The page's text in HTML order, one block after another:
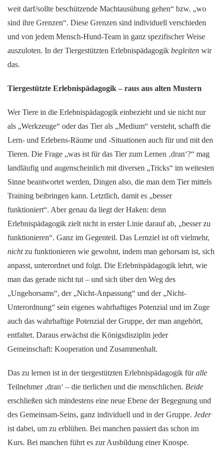
weit darf/sollte beschützende Machtausübung gehen“ bzw. „wo
sind ihre Grenzen“. Diese Grenzen sind individuell verschieden
und von jedem Mensch-Hund-Team in ganz spezifischer Weise
auszuloten. In der Tiergestützten Erlebnispädagogik begleiten wir
das.
Tiergestützte Erlebnispädagogik – raus aus alten Mustern
Wer Tiere in die Erlebnispädagogik einbezieht und sie nicht nur
als „Werkzeuge“ oder das Tier als „Medium“ versteht, schafft die
Lern- und Erlebens-Räume und -Situationen auch für und mit den
Tieren. Die Frage „was ist für das Tier zum Lernen ‚dran‘?“ mag
landläufig und augenscheinlich mit diversen „Tricks“ im weitesten
Sinne beantwortet werden, Dingen also, die man dem Tier mittels
Training beibringen kann. Letztlich, damit es „besser
funktioniert“. Aber genau da liegt der Haken: denn
Erlebnispädagogik zielt nicht in erster Linie darauf ab, „besser zu
funktionieren“. Ganz im Gegenteil. Das Lernziel ist oft vielmehr,
nichtzu funktionieren wie gewohnt, indem man gehorsam ist, sich
anpasst, unterordnet und folgt. Die Erlebnispädagogik lehrt, wie
man das gerade nicht tut – und sich über den Weg des
„Ungehorsams“, der „Nicht-Anpassung“ und der „Nicht-
Unterordnung“ sein eigenes wahrhaftiges Potenzial und im Zuge
auch das wahrhaftige Potenzial der Gruppe, der man angehört,
entfaltet. Daraus erwächst die Königsdisziplin jeder
Gemeinschaft: Kooperation und Zusammenhalt.
Das zu lernen ist in der tiergestützten Erlebnispädagogik füralle
Teilnehmer ‚dran‘ – die tierlichen und die menschlichen. Beide
erschließen sich mindestens eine neue Ebene der Begegnung und
des Gemeinsam-Seins, ganz individuell und in der Gruppe. Jeder
ist dabei, um zu erblühen. Bei manchen passiert das schon im
Kurs. Bei manchen führt es zur Ausbildung einer Knospe.